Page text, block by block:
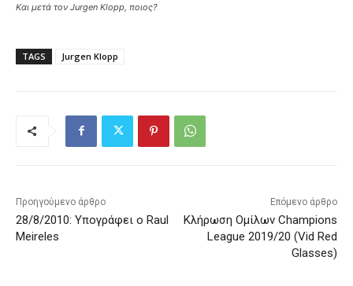
Και μετά τον Jurgen Klopp, ποιος?
TAGS Jurgen Klopp
Προηγούμενο άρθρο
28/8/2010: Υπογράφει ο Raul
Meireles
Επόμενο άρθρο
Κλήρωση Ομίλων Champions
League 2019/20 (Vid Red
Glasses)